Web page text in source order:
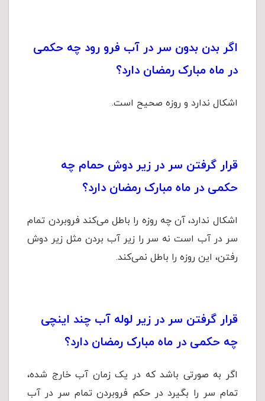
اگر بدن بدون سر در آب فرو رود چه حکمی
در ماه مبارک رمضان دارد؟
اشکال ندارد و روزه صحیح است.
قرار گرفتن سر در زیر دوش حمام چه
حکمی در ماه مبارک رمضان دارد؟
اشکال ندارد، آن چه روزه را باطل می‌کند فروبردن تمام
سر در آب است نه سر را زیر آب بردن مثل زیر دوش
رفتن، این روزه را باطل نمی‌کند.
قرار گرفتن سر در زیر لوله آب چند اینچی
چه حکمی در ماه مبارک رمضان دارد؟
اگر به صورتی باشد که در یک زمان آب خارج شده،
تمام سر را بگیرد در حکم فروبردن تمام سر در آب